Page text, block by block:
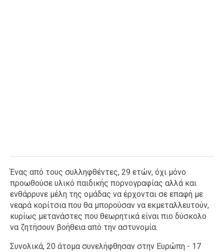
Ένας από τους συλληφθέντες, 29 ετών, όχι μόνο
προωθούσε υλικό παιδικής πορνογραφίας αλλά και
ενθάρρυνε μέλη της ομάδας να έρχονται σε επαφή με
νεαρά κορίτσια που θα μπορούσαν να εκμεταλλευτούν,
κυρίως μετανάστες που θεωρητικά είναι πιο δύσκολο
να ζητήσουν βοήθεια από την αστυνομία.
Συνολικά, 20 άτομα συνελήφθησαν στην Ευρώπη - 17